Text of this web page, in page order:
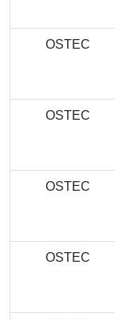
OSTEC
OSTEC
OSTEC
OSTEC